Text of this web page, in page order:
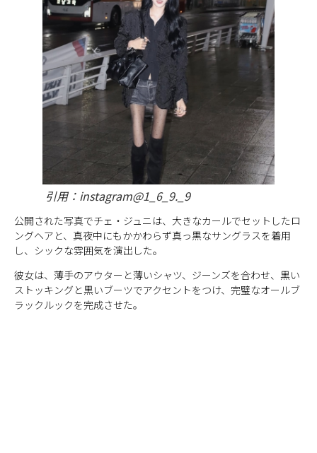
引用：instagram@1_6_9._9
公開された写真でチェ・ジュニは、大きなカールでセットしたロ
ングヘアと、真夜中にもかかわらず真っ黒なサングラスを着用
し、シックな雰囲気を演出した。
彼女は、薄手のアウターと薄いシャツ、ジーンズを合わせ、黒い
ストッキングと黒いブーツでアクセントをつけ、完璧なオールブ
ラックルックを完成させた。